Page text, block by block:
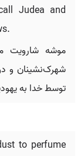
Judea and
موشه شارویت
شهرک‌نشینان و
توسط خدا به
to perfume